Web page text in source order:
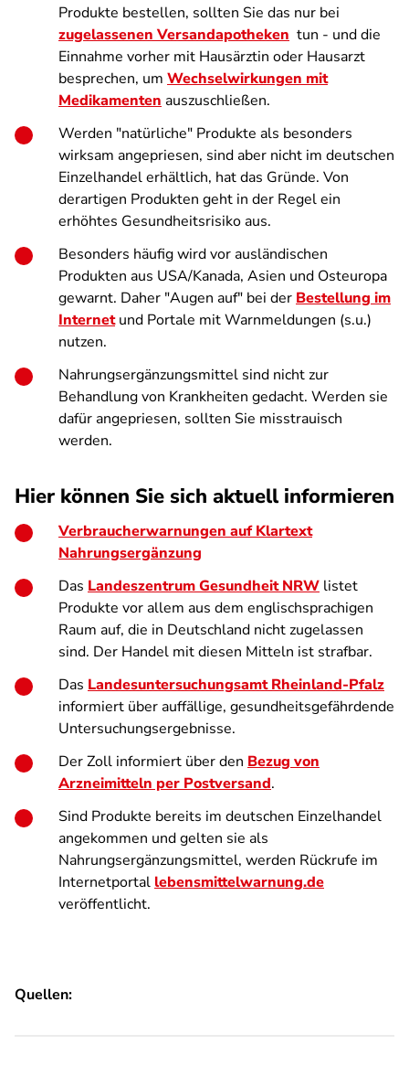
Produkte bestellen, sollten Sie das nur bei
zugelassenen Versandapotheken tun - und die
Einnahme vorher mit Hausärztin oder Hausarzt
besprechen, um Wechselwirkungen mit
Medikamenten auszuschließen.
Werden "natürliche" Produkte als besonders
wirksam angepriesen, sind aber nicht im deutschen
Einzelhandel erhältlich, hat das Gründe. Von
derartigen Produkten geht in der Regel ein
erhöhtes Gesundheitsrisiko aus.
Besonders häufig wird vor ausländischen
Produkten aus USA/Kanada, Asien und Osteuropa
gewarnt. Daher "Augen auf" bei der Bestellung im
Internetund Portale mit Warnmeldungen (s.u.)
nutzen.
Nahrungsergänzungsmittel sind nicht zur
Behandlung von Krankheiten gedacht. Werden sie
dafür angepriesen, sollten Sie misstrauisch
werden.
Hier können Sie sich aktuell informieren
Verbraucherwarnungen auf Klartext
Nahrungsergänzung
Das Landeszentrum Gesundheit NRW listet
Produkte vor allem aus dem englischsprachigen
Raum auf, die in Deutschland nicht zugelassen
sind. Der Handel mit diesen Mitteln ist strafbar.
Das Landesuntersuchungsamt Rheinland-Pfalz
informiert über auffällige, gesundheitsgefährdende
Untersuchungsergebnisse.
Der Zoll informiert über den Bezug von
Arzneimitteln per Postversand.
Sind Produkte bereits im deutschen Einzelhandel
angekommen und gelten sie als
Nahrungsergänzungsmittel, werden Rückrufe im
Internetportal lebensmittelwarnung.de
veröffentlicht.
Quellen: